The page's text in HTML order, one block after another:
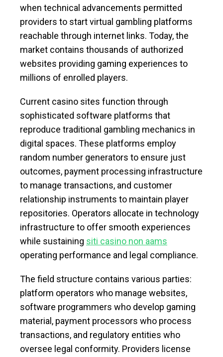
when technical advancements permitted
providers to start virtual gambling platforms
reachable through internet links. Today, the
market contains thousands of authorized
websites providing gaming experiences to
millions of enrolled players.
Current casino sites function through
sophisticated software platforms that
reproduce traditional gambling mechanics in
digital spaces. These platforms employ
random number generators to ensure just
outcomes, payment processing infrastructure
to manage transactions, and customer
relationship instruments to maintain player
repositories. Operators allocate in technology
infrastructure to offer smooth experiences
while sustaining siti casino non aams
operating performance and legal compliance.
The field structure contains various parties:
platform operators who manage websites,
software programmers who develop gaming
material, payment processors who process
transactions, and regulatory entities who
oversee legal conformity. Providers license